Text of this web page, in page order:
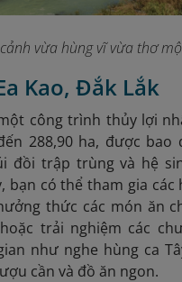
vừa hùng vĩ vừa thơ
Kao, Đắk Lắk
công trình thủy lợi
288,90 ha, được bao
đồi trập trùng và hệ
bạn có thể tham gia các
thức các món ăn
trải nghiệm các
như nghe hùng ca
cần và đồ ăn ngon.